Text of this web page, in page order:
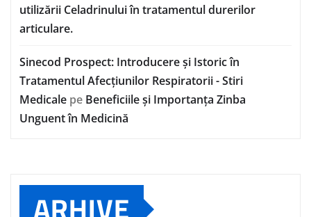
utilizării Celadrinului în tratamentul durerilor
articulare.
Sinecod Prospect: Introducere și Istoric în
Tratamentul Afecțiunilor Respiratorii - Stiri
Medicale pe Beneficiile și Importanța Zinba
Unguent în Medicină